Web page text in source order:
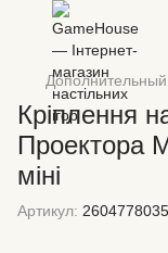
Кріплення
Проектора
міні
Артикул: 2604778035